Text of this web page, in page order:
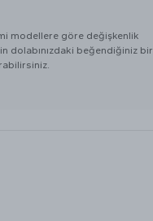
modellere göre değişkenlik
dolabınızdaki beğendiğiniz bir